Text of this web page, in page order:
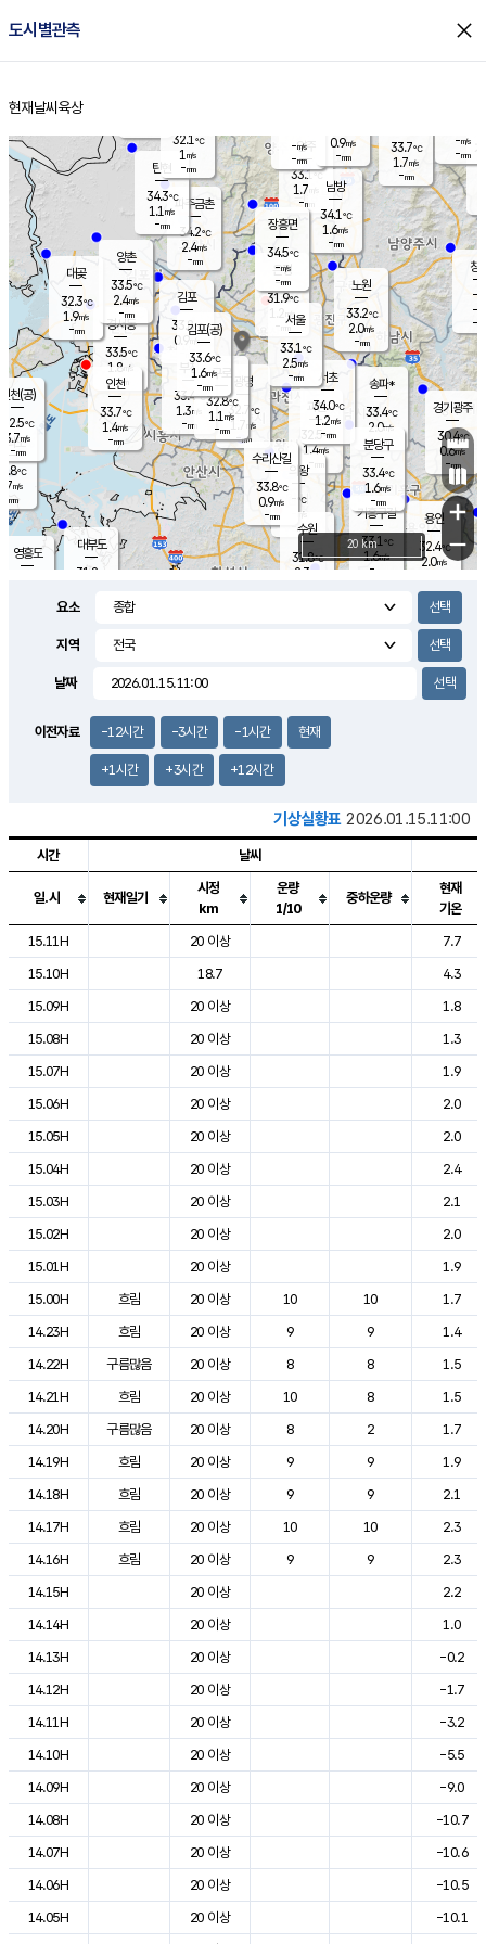
도시별관측 close
홈
현재날씨 육상
의도
℃
m/s
mm
영흥도
양주
33.1℃
1.7
-mm
과천
32.5℃
1.4m/s
- mm
용인
32.4℃
2.0m/s
경기광주
30.4℃
0.6m/s
-mm
2.2m/s
대부도
31.8
경서동
33.5℃
1.8 m/s
-mm
파주금촌
34.2℃
2.4m/s
-mm
33.7℃
1.7m/s
-mm
대곶
32.3℃
1.9m/s
-mm
창
-
-m/
-
탄현
34.3℃
1.1 m/s
-mm
-m/s
-mm
의왕
- ℃
m/s
mm
김포
33.8℃
0.9 m/s
mm
광명
32.7 ℃
1.7 m/s
-mm
부천
33.4℃
1.3m/s
-mm
양촌
33.5℃
2.4m/s
-mm
구로
32.8℃
1.1 m/s
-mm
은평
31.9℃
1.2 m/s
- mm
노원
33.2℃
2.0m/s
-mm
송파*
33.4℃
2.0m/s
-mm
서초
34.0℃
1.2m/s
-mm
남방
34.1℃
1.6m/s
-mm
기흥구갈
33.1℃
1.6m/s
-
수리산길
33.8℃
0.9m/s
-mm
분당구
33.4℃
1.6m/s
-mm
장흥면
34.5℃
-m/s
-mm
-m/s
-mm
인천(공)
32.5℃
3.7m/s
-mm
김포(공)
33.6℃
1.6m/s
-mm
수원
31.8℃
2.3 m/s
인천
33.7℃
1.4m/s
-mm
서울
33.1℃
2.5m/s
-mm
32.1℃
1 m/s
-mm
0.9m/s
-mm
+
−
20 km
요소
지역
날짜
이전자료 -12시간 -3시간 -1시간 현재
+1시간 +3시간 +12시간
기상실황표 2026.01.15.11:00
도시별 기상실황표로 지점, 날씨, 기온, 강수, 바람, 기압등을 안내한 표입
시간 날씨
일.시 현재일기
시정
km
운량
1/10
중하운량
현재
기온
15.11H
20 이상
7.7
15.10H
18.7
4.3
15.09H
20 이상
1.8
15.08H
20 이상
1.3
15.07H
20 이상
1.9
15.06H
20 이상
2.0
15.05H
20 이상
2.0
15.04H
20 이상
2.4
15.03H
20 이상
2.1
15.02H
20 이상
2.0
15.01H
20 이상
1.9
15.00H
흐림 20 이상 10 10
1.7
14.23H
흐림 20 이상 9 9
1.4
14.22H
구름많음 20 이상 8 8
1.5
14.21H
흐림 20 이상 10 8
1.5
14.20H
구름많음 20 이상 8 2
1.7
14.19H
흐림 20 이상 9 9
1.9
14.18H
흐림 20 이상 9 9
2.1
14.17H
흐림 20 이상 10 10
2.3
14.16H
흐림 20 이상 9 9
2.3
14.15H
20 이상
2.2
14.14H
20 이상
1.0
14.13H
20 이상
-0.2
14.12H
20 이상
-1.7
14.11H
20 이상
-3.2
14.10H
20 이상
-5.5
14.09H
20 이상
-9.0
14.08H
20 이상
-10.7
14.07H
20 이상
-10.6
14.06H
20 이상
-10.5
14.05H
20 이상
-10.1